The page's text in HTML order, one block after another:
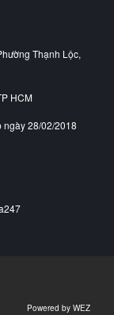
Thạnh Lộc,
HCM
28/02/2018
Powered by WEZ